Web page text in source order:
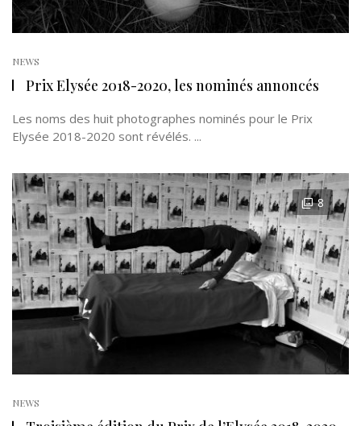
NEWS
Prix Elysée 2018-2020, les nominés annoncés
Les noms des huit photographes nominés pour le Prix
Elysée 2018-2020 sont révélés. ...
8
NEWS